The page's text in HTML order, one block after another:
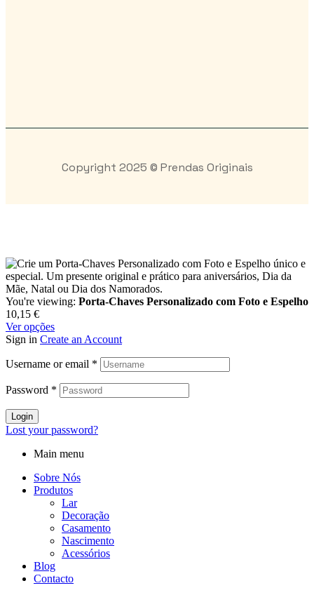
Copyright 2025 © Prendas Originais
You're viewing: Porta-Chaves Personalizado com Foto e Espelho
10,15 €
Ver opções
Sign in Create an Account
Username or email *
Password *
Login
Lost your password?
Main menu
Sobre Nós
Produtos
Lar
Decoração
Casamento
Nascimento
Acessórios
Blog
Contacto